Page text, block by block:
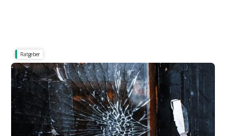
Ratgeber
Mängel, Heizung & Schimmel
Mietminderungen: So mindern Sie richtig - Ihre
Rechte als Mieter